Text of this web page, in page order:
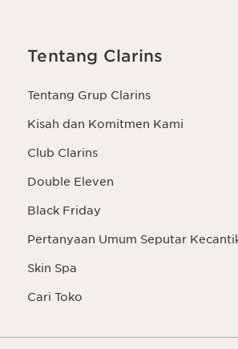
Tentang Clarins
Tentang Grup Clarins
Kisah dan Komitmen Kami
Club Clarins
Double Eleven
Black Friday
Pertanyaan Umum Seputar
Skin Spa
Cari Toko